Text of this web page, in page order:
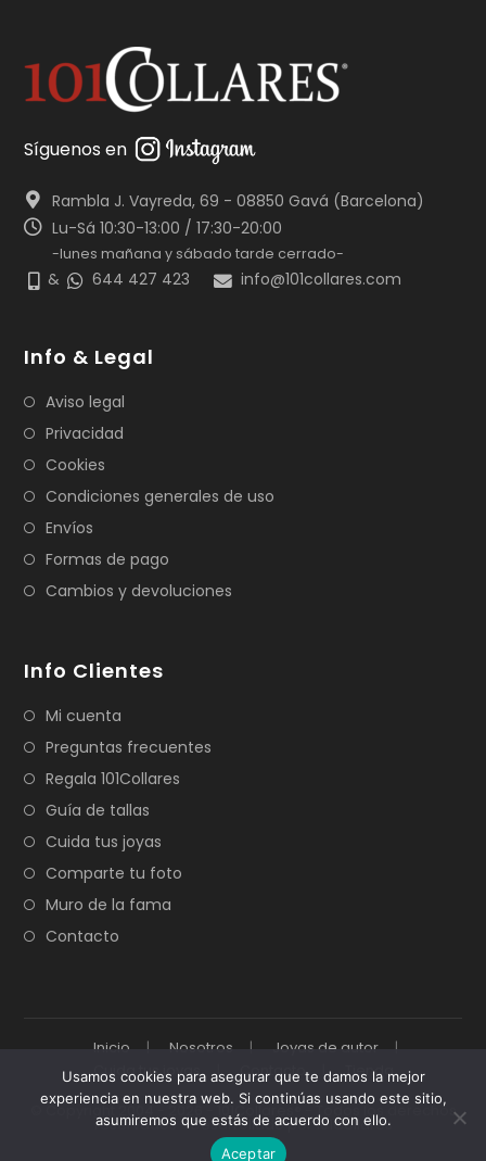
Síguenos en
Rambla J. Vayreda, 69 - 08850 Gavá (Barcelona)
Lu-Sá 10:30-13:00 / 17:30-20:00
-lunes mañana y sábado tarde cerrado-
& 644 427 423 info@101collares.com
Info & Legal
Aviso legal
Privacidad
Cookies
Condiciones generales de uso
Envíos
Formas de pago
Cambios y devoluciones
Info Clientes
Mi cuenta
Preguntas frecuentes
Regala 101Collares
Guía de tallas
Cuida tus joyas
Comparte tu foto
Muro de la fama
Contacto
Inicio Nosotros
Joyas de autor
Cuida tus joyas
Contacto
Tienda
© Copyright 2004 - 2026 - 101Collares® - Todos los derechos
reservados - Desarrollado por 101Collares
Usamos cookies para asegurar que te damos la mejor
experiencia en nuestra web. Si continúas usando este sitio,
asumiremos que estás de acuerdo con ello.
Aceptar